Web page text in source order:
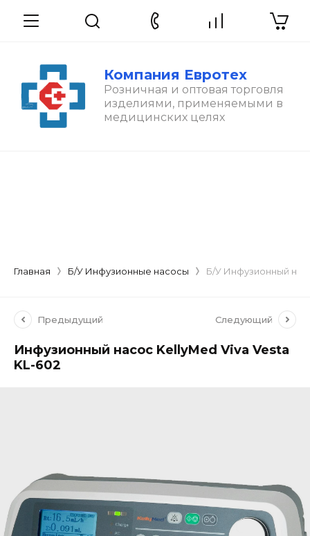
Компания Евротех
Розничная и оптовая торговля
изделиями, применяемыми в
медицинских целях
Главная Б/У Инфузионные насосы Б/У Инфузионный
Предыдущий Следующий
Инфузионный насос KellyMed Viva Vesta
KL-602